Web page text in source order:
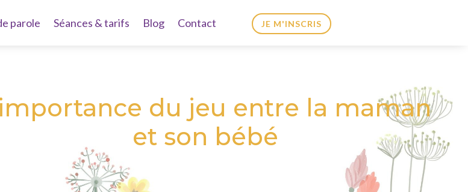
parole Séances & tarifs Blog Contact JE M'INSCRIS
du jeu entre la maman
et son bébé